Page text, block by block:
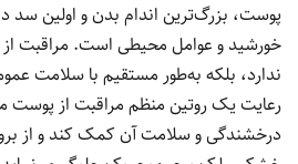
پوست، بزرگ‌ترین اندام بدن و اولین سد
خورشید و عوامل محیطی است. مراقبت از
ندارد، بلکه به‌طور مستقیم با سلامت
رعایت یک روتین منظم مراقبت از پوست
درخشندگی و سلامت آن کمک کند و از